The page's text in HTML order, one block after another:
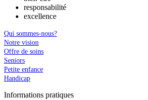
responsabilité
excellence
Qui sommes-nous?
Notre vision
Offre de soins
Seniors
Petite enfance
Handicap
Informations pratiques